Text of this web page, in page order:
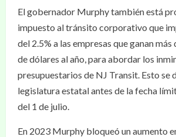
El gobernador Murphy también está
impuesto al tránsito corporativo que
del 2.5% a las empresas que ganan
de dólares al año, para abordar los
presupuestarios de NJ Transit. Esto se
legislatura estatal antes de la fecha
del 1 de julio.
En 2023 Murphy bloqueó un aumento